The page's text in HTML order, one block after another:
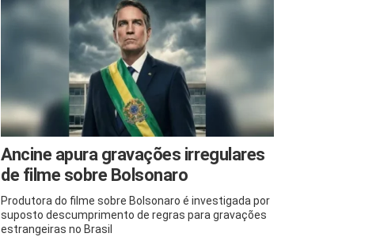
Ancine apura gravações irregulares
de filme sobre Bolsonaro
Produtora do filme sobre Bolsonaro é investigada por
suposto descumprimento de regras para gravações
estrangeiras no Brasil